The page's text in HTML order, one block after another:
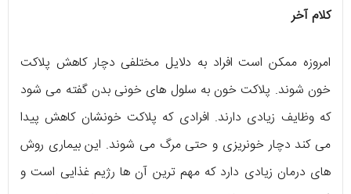
کلام آخر
امروزه ممکن است افراد به دلایل مختلفی دچار کاهش پلاکت
خون شوند. پلاکت خون به سلول های خونی بدن گفته می شود
که وظایف زیادی دارند. افرادی که پلاکت خونشان کاهش پیدا
می کند دچار خونریزی و حتی مرگ می شوند. این بیماری روش
های درمان زیادی دارد که مهم ترین آن ها رژیم غذایی است و